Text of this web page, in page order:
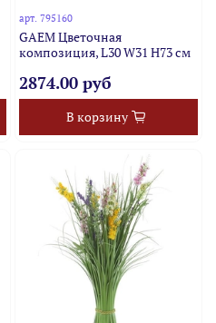
арт. 795160
GAEM Цветочная
композиция, L30 W31 H73 см
2874.00 руб
В корзину